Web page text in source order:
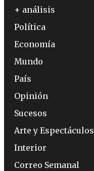
+ análisis
Política
Economía
Mundo
País
Opinión
Sucesos
Arte y Espectáculos
Interior
Correo Semanal